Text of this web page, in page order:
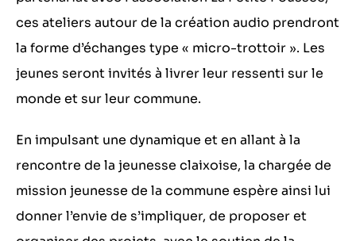
ces ateliers autour de la création audio prendront
la forme d’échanges type « micro-trottoir ». Les
jeunes seront invités à livrer leur ressenti sur le
monde et sur leur commune.
En impulsant une dynamique et en allant à la
rencontre de la jeunesse claixoise, la chargée de
mission jeunesse de la commune espère ainsi lui
donner l’envie de s’impliquer, de proposer et